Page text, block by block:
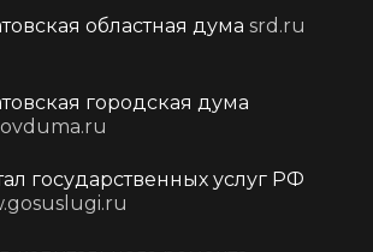
областная дума srd.ru
городская дума
государственных услуг РФ